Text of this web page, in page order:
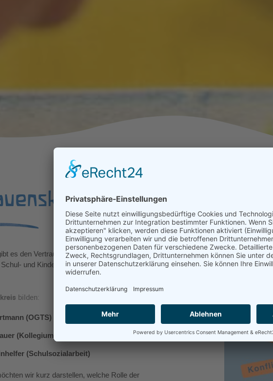
es den Vertrauenskreis an unserer Schule. Der Kreis ist
und Kindergartengemeinschaft ansprechbar (Schule,
bilden:
(OGTS)
(Kollegium)
(Schulsozialarbeit)
wir kurz darstellen, welche Rolle der